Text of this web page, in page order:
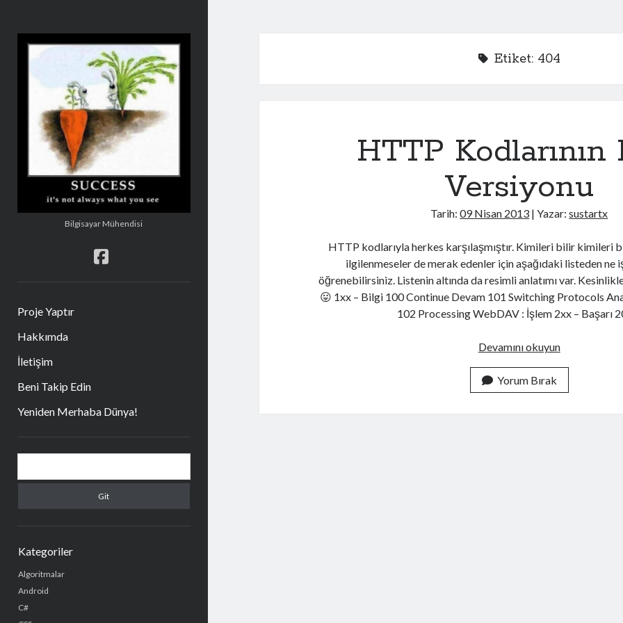
Şakir
Mehmetoğlu
Bilgisayar Mühendisi
facebook
Proje Yaptır
Hakkımda
İletişim
Beni Takip Edin
Yeniden Merhaba Dünya!
Yan
Menü
Kategoriler
Algoritmalar
Android
C#
Etiket: 404
HTTP Kodlarının
Versiyonu
Tarih:09 Nisan 2013 | Yazar:sustartx
HTTP kodlarıyla herkes karşılaşmıştır. Kimileri bilir kimileri
ilgilenmeseler de merak edenler için aşağıdaki listeden ne
öğrenebilirsiniz. Listenin altında da resimli anlatımı var.
😛 1xx – Bilgi 100 Continue Devam 101 Switching Protocols
102 Processing WebDAV : İşlem 2xx – Başarı
Devamını okuyunHTTP
Versiyonu
Yorum Bırak